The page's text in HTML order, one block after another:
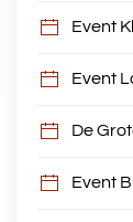
Event
Event
De
Event